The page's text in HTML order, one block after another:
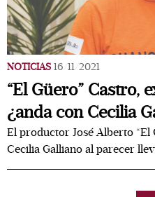
NOTICIAS 16/11/2021
“El Güero” Castro,
¿anda con Cecilia
El productor José Alberto “El
Cecilia Galliano al parecer